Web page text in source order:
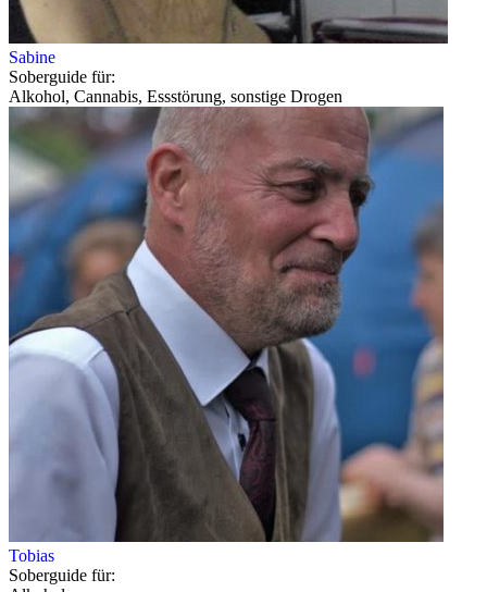
Sabine
Soberguide für:
Alkohol, Cannabis, Essstörung, sonstige Drogen
Tobias
Soberguide für: